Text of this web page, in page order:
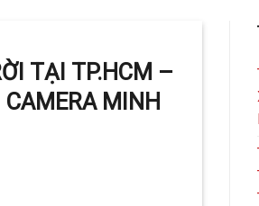
là đơn vị hàng đầu trong [...]
→
TẠI TP.HCM –
MINH